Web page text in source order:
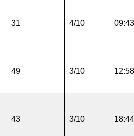
31 4/10 09:43
49 3/10 12:58
43 3/10 18:44